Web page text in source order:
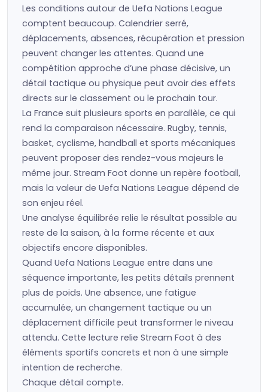
Les conditions autour de Uefa Nations League
comptent beaucoup. Calendrier serré,
déplacements, absences, récupération et pression
peuvent changer les attentes. Quand une
compétition approche d’une phase décisive, un
détail tactique ou physique peut avoir des effets
directs sur le classement ou le prochain tour.
La France suit plusieurs sports en parallèle, ce qui
rend la comparaison nécessaire. Rugby, tennis,
basket, cyclisme, handball et sports mécaniques
peuvent proposer des rendez-vous majeurs le
même jour. Stream Foot donne un repère football,
mais la valeur de Uefa Nations League dépend de
son enjeu réel.
Une analyse équilibrée relie le résultat possible au
reste de la saison, à la forme récente et aux
objectifs encore disponibles.
Quand Uefa Nations League entre dans une
séquence importante, les petits détails prennent
plus de poids. Une absence, une fatigue
accumulée, un changement tactique ou un
déplacement difficile peut transformer le niveau
attendu. Cette lecture relie Stream Foot à des
éléments sportifs concrets et non à une simple
intention de recherche.
Chaque détail compte.